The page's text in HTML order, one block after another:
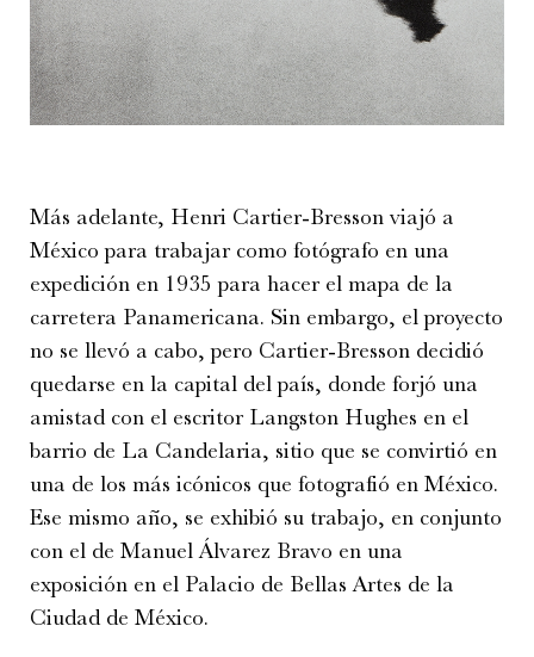
Más adelante, Henri Cartier-Bresson viajó a
México para trabajar como fotógrafo en una
expedición en 1935 para hacer el mapa de la
carretera Panamericana. Sin embargo, el proyecto
no se llevó a cabo, pero Cartier-Bresson decidió
quedarse en la capital del país, donde forjó una
amistad con el escritor Langston Hughes en el
barrio de La Candelaria, sitio que se convirtió en
una de los más icónicos que fotografió en México.
Ese mismo año, se exhibió su trabajo, en conjunto
con el de Manuel Álvarez Bravo en una
exposición en el Palacio de Bellas Artes de la
Ciudad de México.